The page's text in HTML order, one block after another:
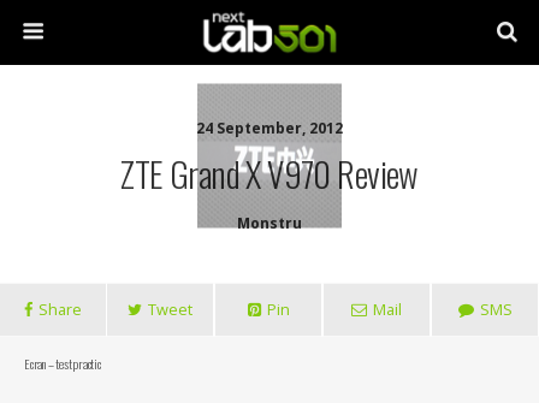
24 September, 2012
ZTE Grand X V970 Review
Monstru
Share Tweet Pin Mail SMS
Ecran – test practic